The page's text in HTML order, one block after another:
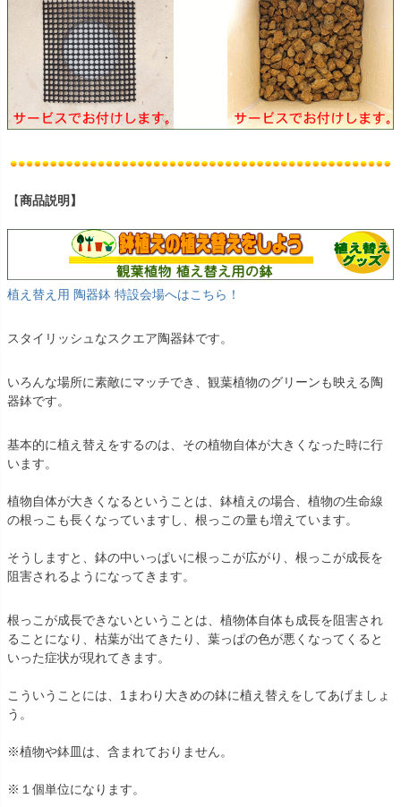
【商品説明】
植え替え用 陶器鉢 特設会場へはこちら！
スタイリッシュなスクエア陶器鉢です。
いろんな場所に素敵にマッチでき、観葉植物のグリーンも映える陶
器鉢です。
基本的に植え替えをするのは、その植物自体が大きくなった時に行
います。
植物自体が大きくなるということは、鉢植えの場合、植物の生命線
の根っこも長くなっていますし、根っこの量も増えています。
そうしますと、鉢の中いっぱいに根っこが広がり、根っこが成長を
阻害されるようになってきます。
根っこが成長できないということは、植物体自体も成長を阻害され
ることになり、枯葉が出てきたり、葉っぱの色が悪くなってくると
いった症状が現れてきます。
こういうことには、1まわり大きめの鉢に植え替えをしてあげましょ
う。
※植物や鉢皿は、含まれておりません。
※１個単位になります。